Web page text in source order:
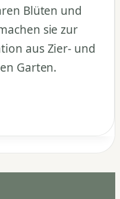
Blüten und
sie zur
aus Zier- und
Garten.